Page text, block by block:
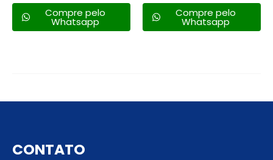
Compre pelo
Whatsapp
Compre pelo
Whatsapp
CONTATO